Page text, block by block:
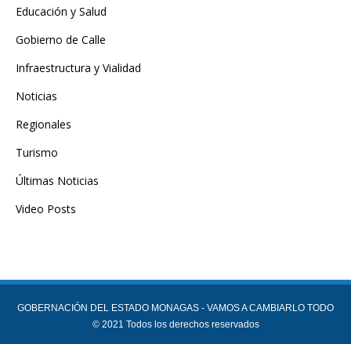
Educación y Salud
Gobierno de Calle
Infraestructura y Vialidad
Noticias
Regionales
Turismo
Últimas Noticias
Video Posts
GOBERNACIÓN DEL ESTADO MONAGAS - VAMOS A CAMBIARLO TODO
© 2021 Todos los derechos reservados